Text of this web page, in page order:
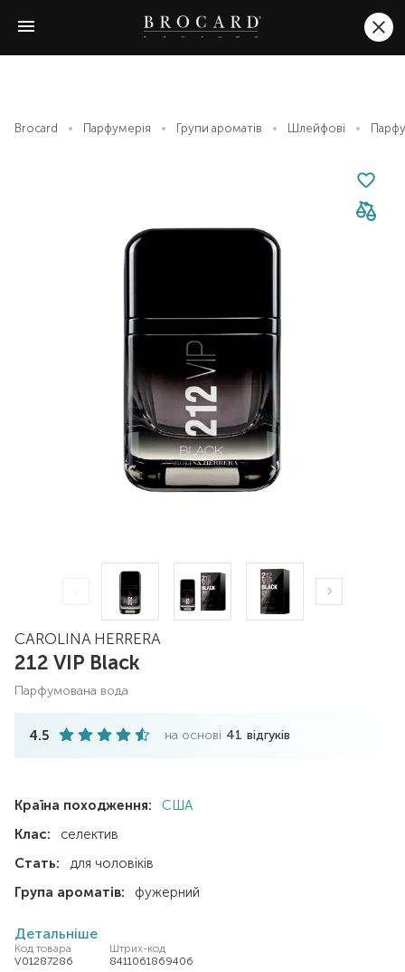
Brocard Парфумерія Групи ароматів Шлейфові
CAROLINA HERRERA
212 VIP Black
парфумована вода
4.5 на основі 41 відгуків
Країна походження:
США
Клас:
селектив
Стать:
для чоловіків
Група ароматів:
фужерний
Детальніше
Код товара
V01287286
Штрих-код
8411061869406